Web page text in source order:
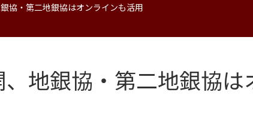
協・第二地銀協はオンラインも活用
地銀協・第二地銀協は